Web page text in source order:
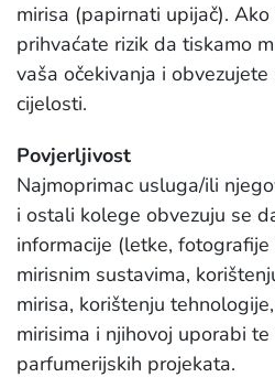
mirisa (papirnati upijač).
prihvaćate rizik da tiskamo
vaša očekivanja i
cijelosti.
Povjerljivost
Najmoprimac usluga/ili
i ostali kolege obvezuju se
informacije (letke,
mirisnim sustavima,
mirisa, korištenju
mirisima i njihovoj uporabi
parfumerijskih projekata.